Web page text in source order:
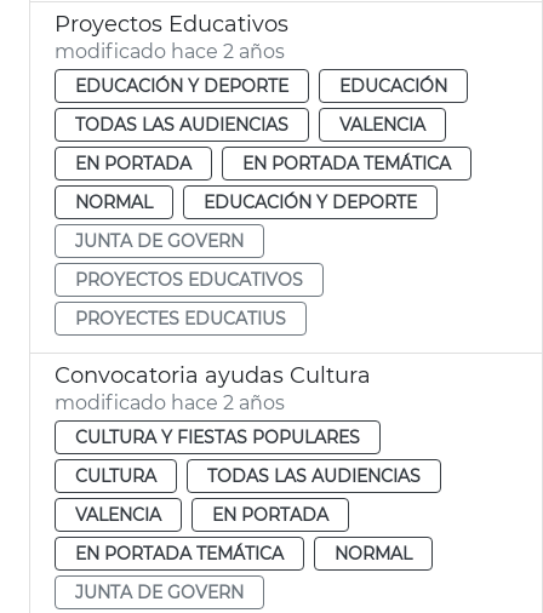
Proyectos Educativos
modificado hace 2 años
EDUCACIÓN Y DEPORTE
EDUCACIÓN
TODAS LAS AUDIENCIAS
VALENCIA
EN PORTADA
EN PORTADA TEMÁTICA
NORMAL
EDUCACIÓN Y DEPORTE
JUNTA DE GOVERN
PROYECTOS EDUCATIVOS
PROYECTES EDUCATIUS
Convocatoria ayudas Cultura
modificado hace 2 años
CULTURA Y FIESTAS POPULARES
CULTURA
TODAS LAS AUDIENCIAS
VALENCIA
EN PORTADA
EN PORTADA TEMÁTICA
NORMAL
JUNTA DE GOVERN